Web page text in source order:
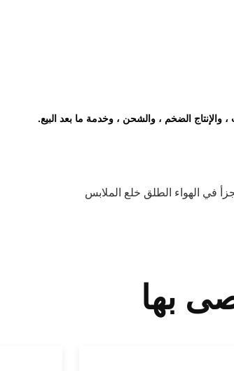
والإنتاج الضخم ، والشحن ، وخدمة ما بعد البيع.
في الهواء الطلق خلع الملابس
بها